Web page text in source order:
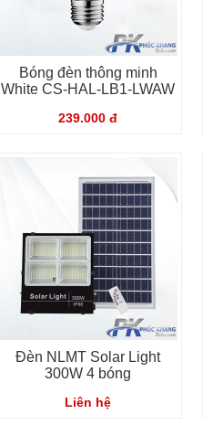
Bóng đèn thông minh
White CS-HAL-LB1-LWAW
239.000 đ
Đèn NLMT Solar Light
300W 4 bóng
Liên hệ